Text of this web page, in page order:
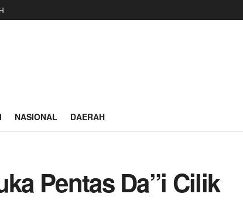
NASIONAL DAERAH
Pentas Da”i Cilik